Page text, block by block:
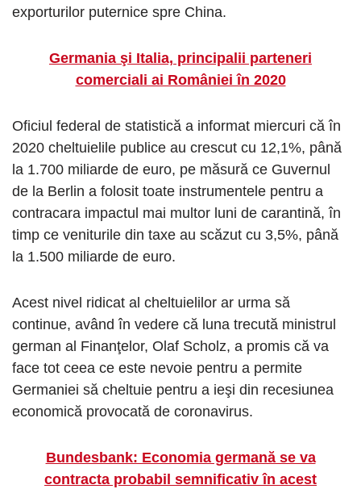
exporturilor puternice spre China.
Germania şi Italia, principalii parteneri
comerciali ai României în 2020
Oficiul federal de statistică a informat miercuri că în
2020 cheltuielile publice au crescut cu 12,1%, până
la 1.700 miliarde de euro, pe măsură ce Guvernul
de la Berlin a folosit toate instrumentele pentru a
contracara impactul mai multor luni de carantină, în
timp ce veniturile din taxe au scăzut cu 3,5%, până
la 1.500 miliarde de euro.
Acest nivel ridicat al cheltuielilor ar urma să
continue, având în vedere că luna trecută ministrul
german al Finanţelor, Olaf Scholz, a promis că va
face tot ceea ce este nevoie pentru a permite
Germaniei să cheltuie pentru a ieşi din recesiunea
economică provocată de coronavirus.
Bundesbank: Economia germană se va
contracta probabil semnificativ în acest